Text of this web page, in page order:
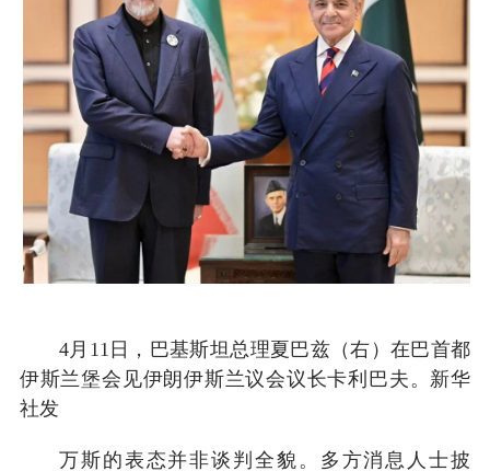
4月11日，巴基斯坦总理夏巴兹（右）在巴首都
伊斯兰堡会见伊朗伊斯兰议会议长卡利巴夫。新华
社发
万斯的表态并非谈判全貌。多方消息人士披